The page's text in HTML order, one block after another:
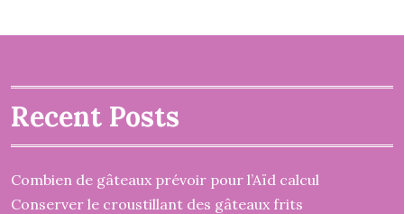
Recent Posts
Combien de gâteaux prévoir pour l’Aïd calcul
Conserver le croustillant des gâteaux frits